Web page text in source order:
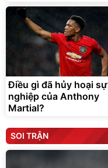
Điều gì đã hủy hoại sự
nghiệp của Anthony
Martial?
SOI TRẬN